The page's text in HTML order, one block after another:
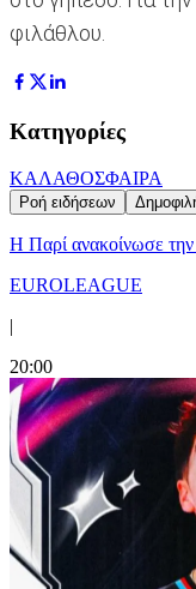
φιλάθλου.
Κατηγορίες
ΚΑΛΑΘΟΣΦΑΙΡΑ
Ροή ειδήσεων
Η Παρί ανακοίνωσε
EUROLEAGUE
|
20:00